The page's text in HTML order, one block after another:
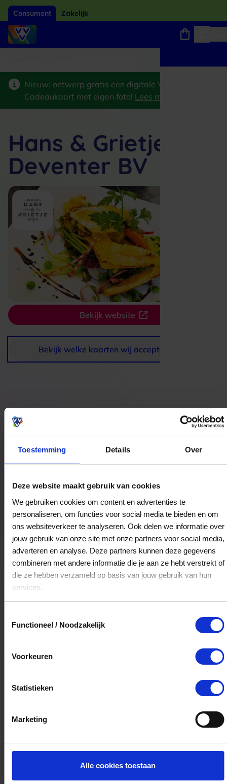
Toestemming Details Over
Deze website maakt gebruik van cookies
We gebruiken cookies om content en advertenties te
personaliseren, om functies voor social media te bieden en om
ons websiteverkeer te analyseren. Ook delen we informatie over
jouw gebruik van onze site met onze partners voor social media,
adverteren en analyse. Deze partners kunnen deze gegevens
combineren met andere informatie die je aan ze hebt verstrekt of
die ze hebben verzameld op basis van jouw gebruik van hun
services.
Klikhiervoor ons cookiebeleid.
Functioneel / Noodzakelijk
Voorkeuren
Statistieken
Marketing
Alle cookies toestaan
Consument Zakelijk
Nieuw: ontwerp gratis een digitale VVV
Cadeaukaart met eigen foto! Lees meer
Bekijk website
Hans & Grietje
Deventer BV
Bekijk welke kaarten wij accepteren
Bestedingslocaties
Hans & Grietje Deventer BV
Brink 76
7411BW Deventer
Veelgestelde Vragen
Kan ik het saldo in delen besteden?
Het volledige saldo op de VVV cadeaukaart
cadeaukaart in delen uitgeven.